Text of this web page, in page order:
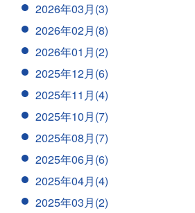
2026年03月(3)
2026年02月(8)
2026年01月(2)
2025年12月(6)
2025年11月(4)
2025年10月(7)
2025年08月(7)
2025年06月(6)
2025年04月(4)
2025年03月(2)